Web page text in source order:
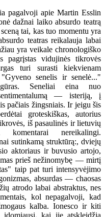
pagalvoji apie Martin Esslin
dažnai laiko absurdo teatrą
tai, kas tuo momentu yra
teatras reikalauja labai
yra veikale chronologiško
vidujinės tikrovės
turi surasti kiekvienam
senelis ir senelė..."
Seneliai eina nuo
— isteriją, į
pačiais žingsniais. Ir jeigu šis
groteskiškas, autorius
iš pasaulinės ir lietuvių
komentarai nereikalingi.
sutinkamą struktūrą:, dviejų
aktoriaus ir buvusio artojo,
prieš nežinomybę — mirtį
taip pat turi intensyvėjimo
absurdas — chaosas
atrodo labai abstraktus, nes
kol nepagalvoji, kad
kalba. Ionesco ir kiti
įdomiausi, kai jie atskleidžia